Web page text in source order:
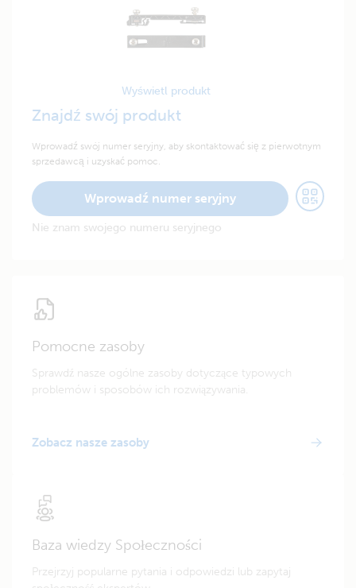
Wyświetl produkt
Znajdź swój produkt
Wprowadź swój numer seryjny, aby skontaktować się z pierwotnym
sprzedawcą i uzyskać pomoc.
Wprowadź numer seryjny
Nie znam swojego numeru seryjnego
Pomocne zasoby
Sprawdź nasze ogólne zasoby dotyczące typowych
problemów i sposobów ich rozwiązywania.
Zobacz nasze zasoby
Baza wiedzy Społeczności
Przejrzyj popularne pytania i odpowiedzi lub zapytaj